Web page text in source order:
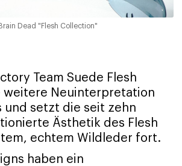
Dead "Flesh Collection"
Team Suede Flesh
weitere Neuinterpretation
und setzt die seit zehn
Ästhetik des Flesh
echtem Wildleder fort.
haben ein